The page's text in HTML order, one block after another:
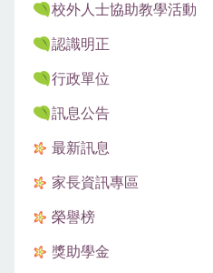
校外人士協助教學活動
認識明正
行政單位
訊息公告
最新訊息
家長資訊專區
榮譽榜
獎助學金